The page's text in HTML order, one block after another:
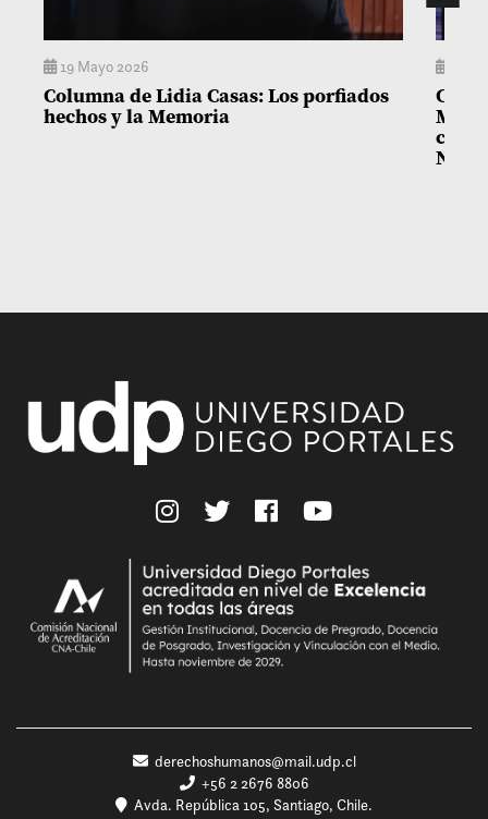
19 Mayo 2026
Columna de Lidia Casas: Los porfiados
hechos y la Memoria
con
Niñez
derechoshumanos@mail.udp.cl
+56 2 2676 8806
Avda. República 105, Santiago, Chile.